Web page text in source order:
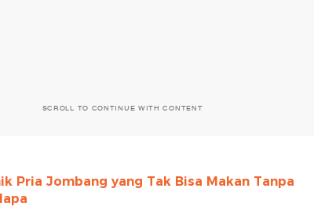
SCROLL TO CONTINUE WITH CONTENT
Pria Jombang yang Tak Bisa Makan Tanpa